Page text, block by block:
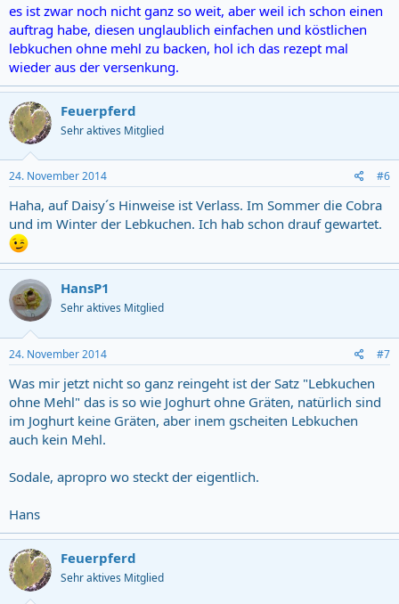
es ist zwar noch nicht ganz so weit, aber weil ich schon einen
auftrag habe, diesen unglaublich einfachen und köstlichen
lebkuchen ohne mehl zu backen, hol ich das rezept mal
wieder aus der versenkung.
Feuerpferd
Sehr aktives Mitglied
24. November 2014 #6
Haha, auf Daisy´s Hinweise ist Verlass. Im Sommer die Cobra
und im Winter der Lebkuchen. Ich hab schon drauf gewartet.
HansP1
Sehr aktives Mitglied
24. November 2014 #7
Was mir jetzt nicht so ganz reingeht ist der Satz "Lebkuchen
ohne Mehl" das is so wie Joghurt ohne Gräten, natürlich sind
im Joghurt keine Gräten, aber inem gscheiten Lebkuchen
auch kein Mehl.
Sodale, apropro wo steckt der eigentlich.
Hans
Feuerpferd
Sehr aktives Mitglied